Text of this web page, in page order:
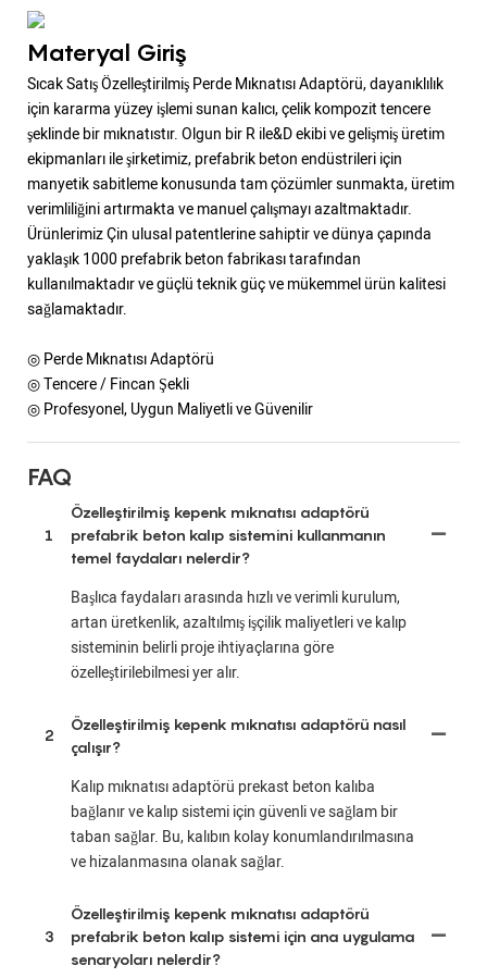
Materyal Giriş
Sıcak Satış Özelleştirilmiş Perde Mıknatısı Adaptörü, dayanıklılık
için kararma yüzey işlemi sunan kalıcı, çelik kompozit tencere
şeklinde bir mıknatıstır. Olgun bir R ile&D ekibi ve gelişmiş üretim
ekipmanları ile şirketimiz, prefabrik beton endüstrileri için
manyetik sabitleme konusunda tam çözümler sunmakta, üretim
verimliliğini artırmakta ve manuel çalışmayı azaltmaktadır.
Ürünlerimiz Çin ulusal patentlerine sahiptir ve dünya çapında
yaklaşık 1000 prefabrik beton fabrikası tarafından
kullanılmaktadır ve güçlü teknik güç ve mükemmel ürün kalitesi
sağlamaktadır.
◎ Perde Mıknatısı Adaptörü
◎ Tencere / Fincan Şekli
◎ Profesyonel, Uygun Maliyetli ve Güvenilir
FAQ
1
Özelleştirilmiş kepenk mıknatısı adaptörü
prefabrik beton kalıp sistemini kullanmanın
temel faydaları nelerdir?
Başlıca faydaları arasında hızlı ve verimli kurulum,
artan üretkenlik, azaltılmış işçilik maliyetleri ve kalıp
sisteminin belirli proje ihtiyaçlarına göre
özelleştirilebilmesi yer alır.
2
Özelleştirilmiş kepenk mıknatısı adaptörü nasıl
çalışır?
Kalıp mıknatısı adaptörü prekast beton kalıba
bağlanır ve kalıp sistemi için güvenli ve sağlam bir
taban sağlar. Bu, kalıbın kolay konumlandırılmasına
ve hizalanmasına olanak sağlar.
3
Özelleştirilmiş kepenk mıknatısı adaptörü
prefabrik beton kalıp sistemi için ana uygulama
senaryoları nelerdir?